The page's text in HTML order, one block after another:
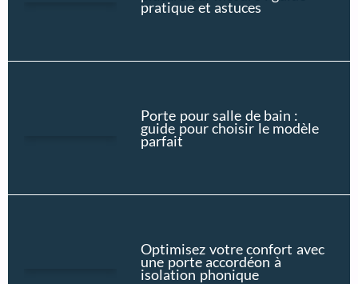
pratique et astuces
Porte pour salle de bain :
guide pour choisir le modèle
parfait
Optimisez votre confort avec
une porte accordéon à
isolation phonique